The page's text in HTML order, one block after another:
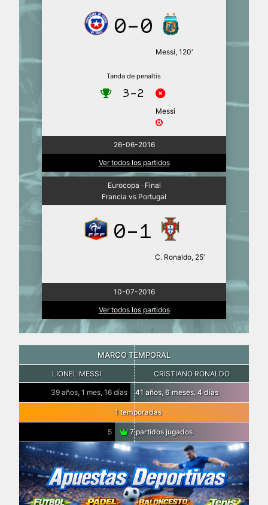
0-0
Messi, 120′
Tanda de penaltis
3-2
Messi
26-06-2016
Ver todos los partidos
Eurocopa · Final
Francia vs Portugal
0-1
C. Ronaldo, 25′
10-07-2016
Ver todos los partidos
MARCO TEMPORAL
LIONEL MESSI CRISTIANO RONALDO
39 años, 1 mes, 16 días 41 años, 6 meses, 4 días
1 temporadas
5 7 partidos jugados